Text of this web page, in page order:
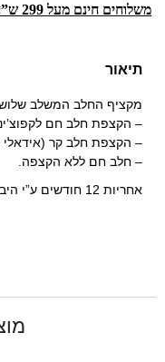
משלוחים חינם מעל 299 ש”ח!
תיאור
מקציף החלב המשלב
– הקצפת חלב חם
– הקצפת חלב קר
– חלב חם ללא הקצפה.
אחריות 12 חודשים ע”י היבואן